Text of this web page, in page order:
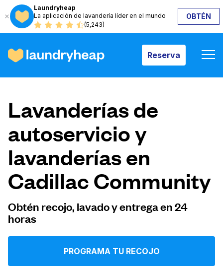
Laundryheap
La aplicación de lavandería líder en el mundo
(5,243)
OBTÉN
Reserva
Reserva
Cómo funciona
Precios y servicios
Quiénes somos
Iniciar sesión
Lavanderías de
autoservicio y
lavanderías en
Cadillac Community
Obtén recojo, lavado y entrega en 24
horas
PROGRAMA TU RECOJO